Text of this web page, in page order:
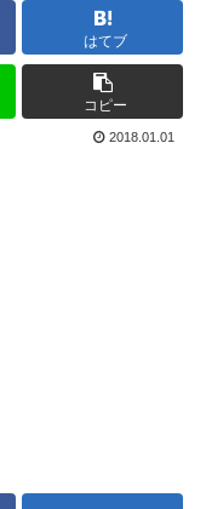
はてブ
コピー
2018.01.01